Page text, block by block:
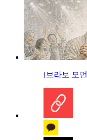
[브라보 모